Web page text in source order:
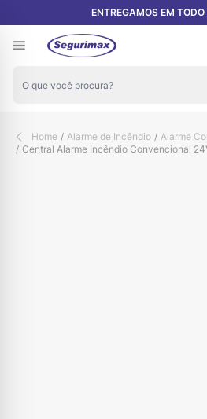
Pular para o conteúdoENTREGAMOS EM
Home / Alarme de Incêndio / Alarme
/ Central Alarme Incêndio Convencional